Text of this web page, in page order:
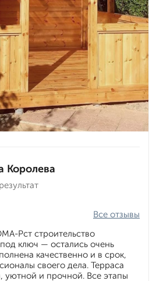
Королева
Все отзывы
Рст строительство
ключ — остались очень
качественно и в срок,
своего дела. Терраса
уютной и прочной. Все этапы